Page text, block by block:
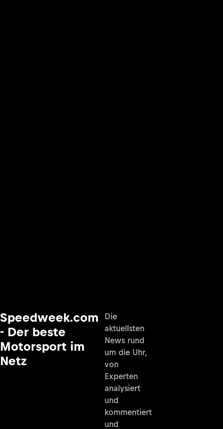
Speedweek.com
- Der beste
Motorsport im
Netz
Die
aktuellsten
News rund
um die Uhr,
von
Experten
analysiert
und
kommentiert
und